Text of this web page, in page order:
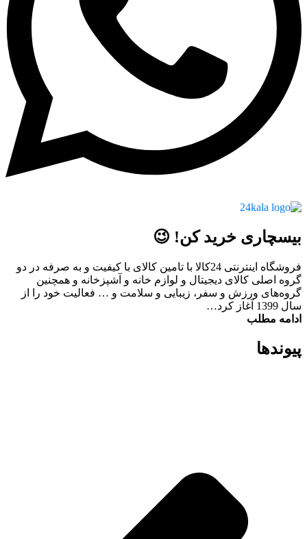
بیسچاری خرید کن! 😉
فروشگاه اینترنتی 24کالا با تامین کالای با کیفیت و به صرفه در دو
گروه اصلی کالای دیجیتال و لوازم خانه و آشپزخانه و همچنین
گروه‌های ورزش و سفر، زیبایی و سلامت و … فعالیت خود را از
سال 1399 آغاز کرد…
ادامه مطلب
پیوند‌ها